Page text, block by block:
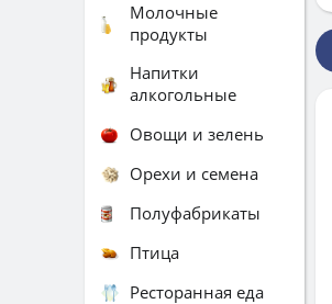
Молочные
продукты
Напитки
алкогольные
Овощи и зелень
Орехи и семена
Полуфабрикаты
Птица
Ресторанная еда